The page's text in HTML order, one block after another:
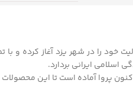
فرهنگی پروا از سال ۱۴۰۱ فعالیت خود را
ایرانی بردارد.